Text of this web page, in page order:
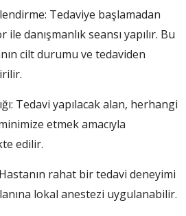
Tedaviye başlamadan
danışmanlık seansı yapılır. Bu
cilt durumu ve tedaviden
Tedavi yapılacak alan, herhangi
etmek amacıyla
edilir.
rahat bir tedavi deneyimi
lokal anestezi uygulanabilir.